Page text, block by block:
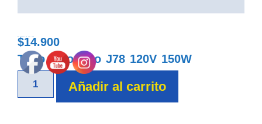
$14.900
Tubo halogeno J78 120V 150W
Añadir al carrito